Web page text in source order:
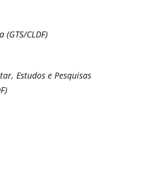
CLDF)
Estudos e Pesquisas